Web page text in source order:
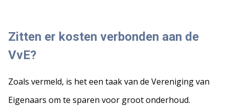
Zitten er kosten verbonden aan de
VvE?
Zoals vermeld, is het een taak van de Vereniging van
Eigenaars om te sparen voor groot onderhoud.